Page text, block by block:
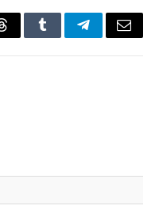
ThreadsTumblrTelegramEmail